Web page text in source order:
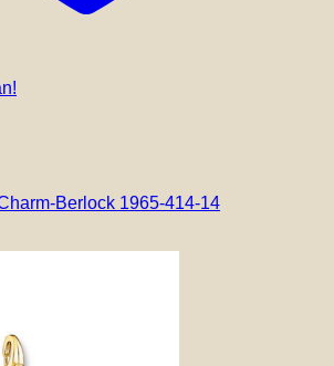
Berlock 1965-414-14